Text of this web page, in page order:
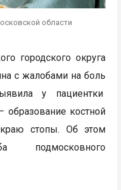
области
городского округа
с жалобами на боль
у пациентки
костной
стопы. Об этом
подмосковного